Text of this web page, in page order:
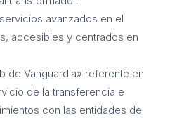
avanzados en el
accesibles y centrados en
de Vanguardia» referente en
de la transferencia e
con las entidades de